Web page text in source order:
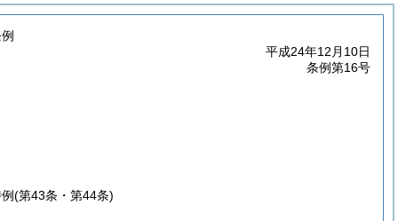
平成24年12月10日
条例第16号
(第43条・第44条)